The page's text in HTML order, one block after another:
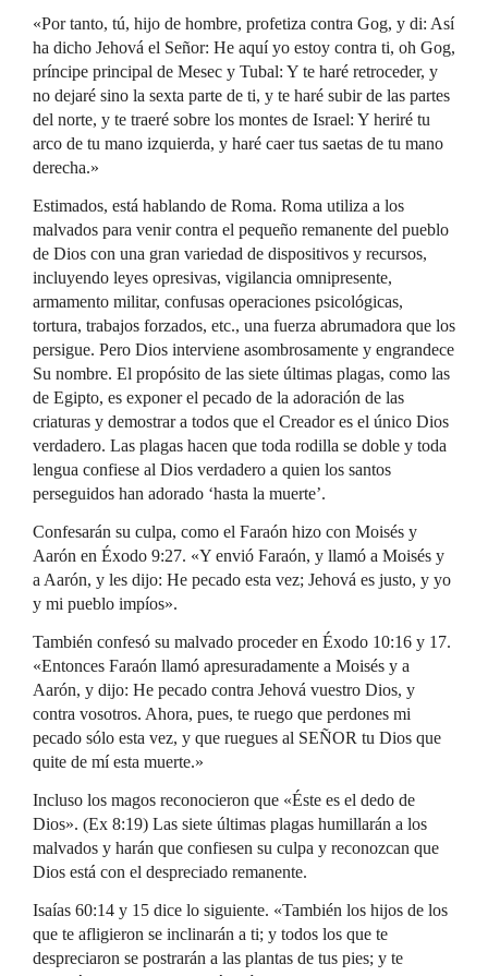
«Por tanto, tú, hijo de hombre, profetiza contra Gog, y di: Así
ha dicho Jehová el Señor: He aquí yo estoy contra ti, oh Gog,
príncipe principal de Mesec y Tubal: Y te haré retroceder, y
no dejaré sino la sexta parte de ti, y te haré subir de las partes
del norte, y te traeré sobre los montes de Israel: Y heriré tu
arco de tu mano izquierda, y haré caer tus saetas de tu mano
derecha.»
Estimados, está hablando de Roma. Roma utiliza a los
malvados para venir contra el pequeño remanente del pueblo
de Dios con una gran variedad de dispositivos y recursos,
incluyendo leyes opresivas, vigilancia omnipresente,
armamento militar, confusas operaciones psicológicas,
tortura, trabajos forzados, etc., una fuerza abrumadora que los
persigue. Pero Dios interviene asombrosamente y engrandece
Su nombre. El propósito de las siete últimas plagas, como las
de Egipto, es exponer el pecado de la adoración de las
criaturas y demostrar a todos que el Creador es el único Dios
verdadero. Las plagas hacen que toda rodilla se doble y toda
lengua confiese al Dios verdadero a quien los santos
perseguidos han adorado ‘hasta la muerte’.
Confesarán su culpa, como el Faraón hizo con Moisés y
Aarón en Éxodo 9:27. «Y envió Faraón, y llamó a Moisés y
a Aarón, y les dijo: He pecado esta vez; Jehová es justo, y yo
y mi pueblo impíos».
También confesó su malvado proceder en Éxodo 10:16 y 17.
«Entonces Faraón llamó apresuradamente a Moisés y a
Aarón, y dijo: He pecado contra Jehová vuestro Dios, y
contra vosotros. Ahora, pues, te ruego que perdones mi
pecado sólo esta vez, y que ruegues al SEÑOR tu Dios que
quite de mí esta muerte.»
Incluso los magos reconocieron que «Éste es el dedo de
Dios». (Ex 8:19) Las siete últimas plagas humillarán a los
malvados y harán que confiesen su culpa y reconozcan que
Dios está con el despreciado remanente.
Isaías 60:14 y 15 dice lo siguiente. «También los hijos de los
que te afligieron se inclinarán a ti; y todos los que te
despreciaron se postrarán a las plantas de tus pies; y te